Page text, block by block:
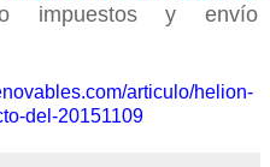
impuestos y envío
articulo/helion-
del-20151109